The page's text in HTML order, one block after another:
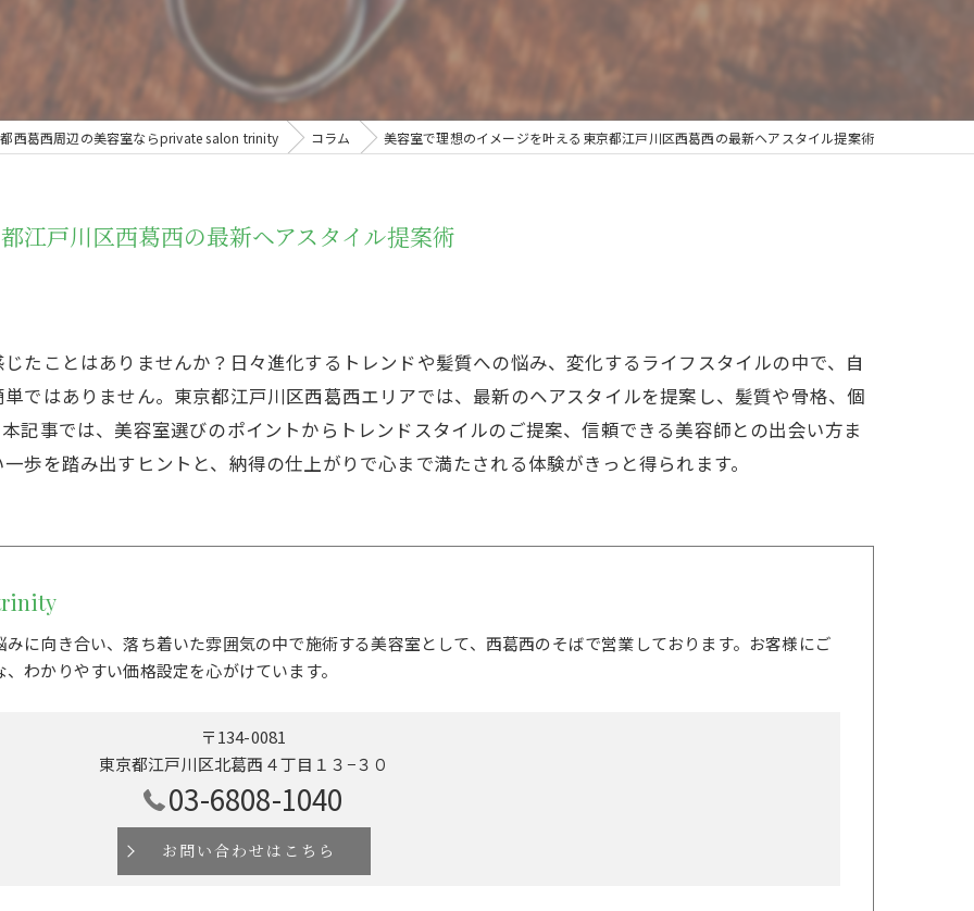
西葛西周辺の美容室ならprivate salon trinity コラム 美容室で理想のイメージを叶える東京都江戸川区西葛西の最新ヘアスタイル提案術
江戸川区西葛西の最新ヘアスタイル提案術
たことはありませんか？日々進化するトレンドや髪質への悩み、変化するライフスタイルの中で、自
ではありません。東京都江戸川区西葛西エリアでは、最新のヘアスタイルを提案し、髪質や骨格、個
記事では、美容室選びのポイントからトレンドスタイルのご提案、信頼できる美容師との出会い方ま
歩を踏み出すヒントと、納得の仕上がりで心まで満たされる体験がきっと得られます。
に向き合い、落ち着いた雰囲気の中で施術する美容室として、西葛西のそばで営業しております。お客様にご
わかりやすい価格設定を心がけています。
〒134-0081
東京都江戸川区北葛西４丁目１３−３０
03-6808-1040
お問い合わせはこちら